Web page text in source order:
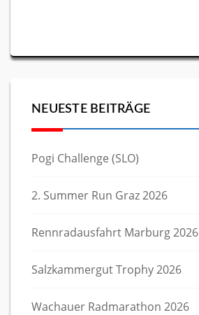
NEUESTE BEITRÄGE
Pogi Challenge (SLO)
2. Summer Run Graz 2026
Rennradausfahrt Marburg 2026
Salzkammergut Trophy 2026
Wachauer Radmarathon 2026